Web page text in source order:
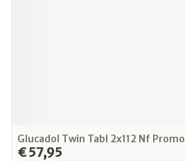
Glucadol Twin Tabl 2x112 Nf Promo
€ 57,95